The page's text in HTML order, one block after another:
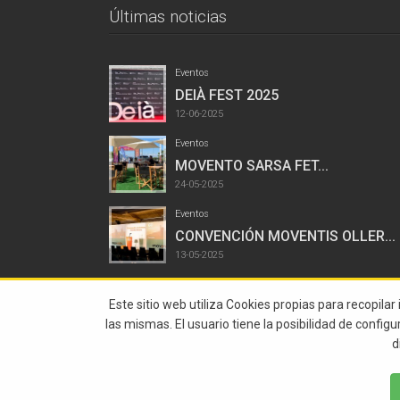
Últimas noticias
Eventos
DEIÀ FEST 2025
12-06-2025
Eventos
MOVENTO SARSA FET...
24-05-2025
Eventos
CONVENCIÓN MOVENTIS OLLER...
13-05-2025
Este sitio web utiliza Cookies propias para
las mismas. El usuario tiene la posibilidad de